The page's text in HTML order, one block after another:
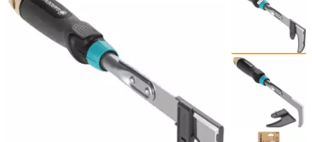
Zum nächsten Bild
Zum vorigen Bild